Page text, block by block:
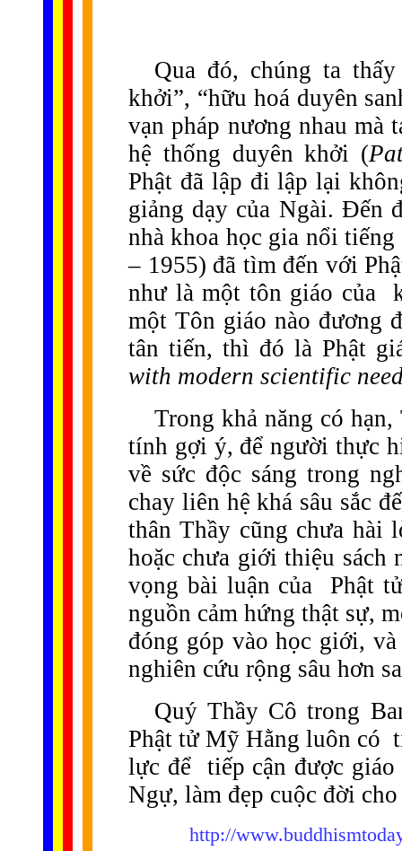
Qua đó, chúng ta
khởi”, “hữu hoá duyên
vạn pháp nương nhau mà
hệ thống duyên khởi (
Phật đã lập đi lập lại
giảng dạy của Ngài. Đến
nhà khoa học gia nổi
– 1955) đã tìm đến với
như là một tôn giáo của
một Tôn giáo nào đương
tân tiến, thì đó là Phật
with modern scientific
Trong khả năng có
tính gợi ý, để người thực
về sức độc sáng trong
chay liên hệ khá sâu sắc
thân Thầy cũng chưa hài
hoặc chưa giới thiệu sách
vọng bài luận của
Phật
nguồn cảm hứng thật sự,
đóng góp vào học giới,
nghiên cứu rộng sâu hơn
Quý Thầy Cô trong
Phật tử Mỹ Hằng luôn có
lực để
tiếp cận được
Ngự, làm đẹp cuộc đời
http://